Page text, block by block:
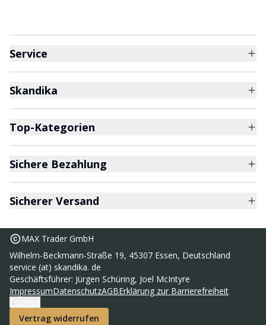
Feldbett XXL 39,95 €
Service
Skandika
Top-Kategorien
Sichere Bezahlung
Sicherer Versand
MAX Trader GmbH
Wilhelm-Beckmann-Straße 19, 45307 Essen, Deutschland
service (at) skandika. de
Geschäftsführer: Jürgen Schüring, Joel McIntyre
ImpressumDatenschutzAGBErklärung zur Barrierefreiheit
Vertrag widerrufen